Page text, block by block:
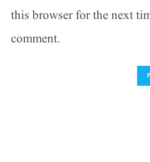
this browser for the next
comment.